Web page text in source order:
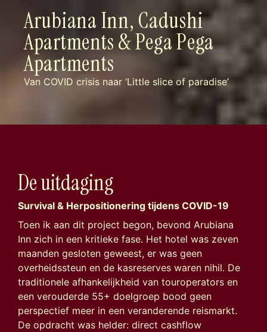
ArubianaInn, Cadushi
Apartments&PegaPega
Apartments
Van COVID crisis naar ‘Little slice of paradise’
Deuitdaging
Survival & Herpositionering tijdens COVID-19
Toen ik aan dit project begon, bevond Arubiana
Inn zich in een kritieke fase. Het hotel was zeven
maanden gesloten geweest, er was geen
overheidssteun en de kasreserves waren nihil. De
traditionele afhankelijkheid van touroperators en
een verouderde 55+ doelgroep bood geen
perspectief meer in een veranderende reismarkt.
De opdracht was helder: direct cashflow